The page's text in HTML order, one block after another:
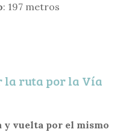
: 197 metros
la ruta por la Vía
y vuelta por el mismo